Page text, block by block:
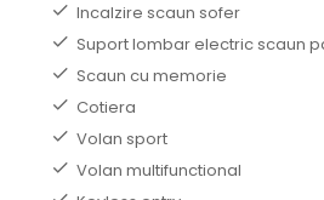
Incalzire scaun sofer
Suport lombar electric scaun
Scaun cu memorie
Cotiera
Volan sport
Volan multifunctional